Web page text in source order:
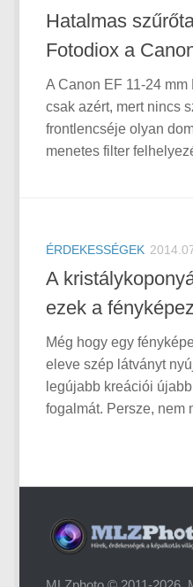
Hatalmas
Fotodiox a
A Canon EF 11-24
csak azért, mert nincs
frontlencséje olyan
menetes filter
ÉRDEKESSÉGEK
A
ezek a
Még hogy egy
eleve szép látványt
legújabb kreációi
fogalmát. Persze, nem